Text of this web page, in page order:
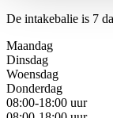
De intakebalie is 7
Maandag
Dinsdag
Woensdag
Donderdag
08:00-18:00 uur